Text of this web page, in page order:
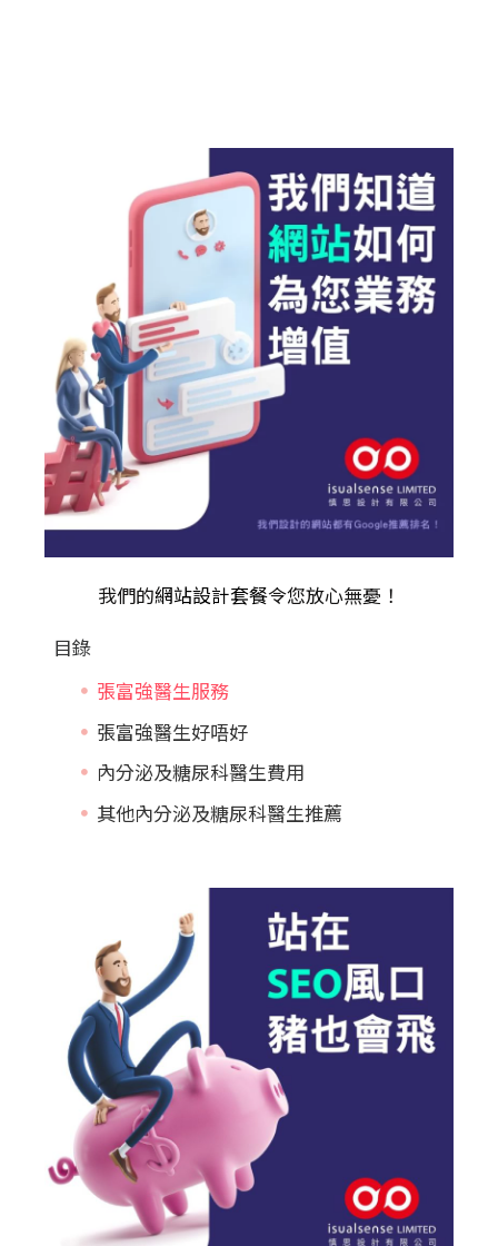
我們的網站設計套餐令您放心無憂！
目錄
張富強醫生服務
張富強醫生好唔好
內分泌及糖尿科醫生費用
其他內分泌及糖尿科醫生推薦